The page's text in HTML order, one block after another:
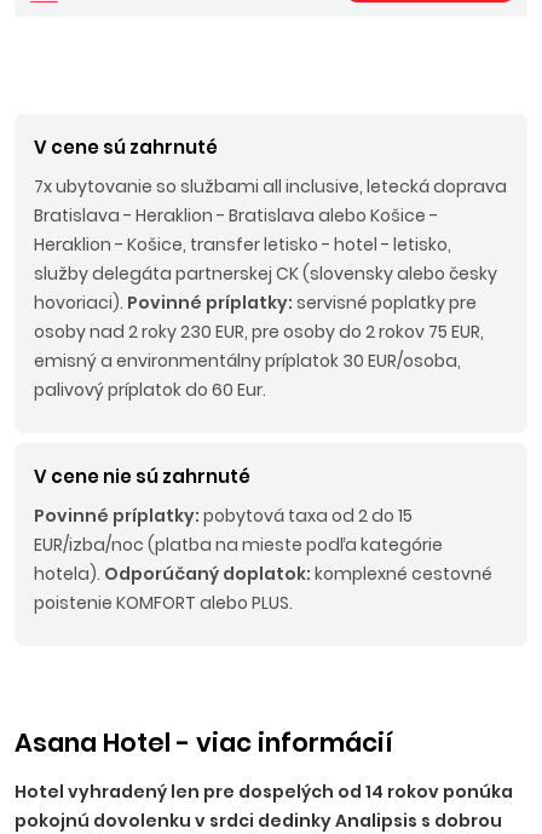
V cene sú zahrnuté
7x ubytovanie so službami all inclusive, letecká doprava
Bratislava - Heraklion - Bratislava alebo Košice -
Heraklion - Košice, transfer letisko - hotel - letisko,
služby delegáta partnerskej CK (slovensky alebo česky
hovoriaci). Povinné príplatky: servisné poplatky pre
osoby nad 2 roky 230 EUR, pre osoby do 2 rokov 75 EUR,
emisný a environmentálny príplatok 30 EUR/osoba,
palivový príplatok do 60 Eur.
V cene nie sú zahrnuté
Povinné príplatky: pobytová taxa od 2 do 15
EUR/izba/noc (platba na mieste podľa kategórie
hotela). Odporúčaný doplatok: komplexné cestovné
poistenie KOMFORT alebo PLUS.
Asana Hotel - viac informácií
Hotel vyhradený len pre dospelých od 14 rokov ponúka
pokojnú dovolenku v srdci dedinky Analipsis s dobrou